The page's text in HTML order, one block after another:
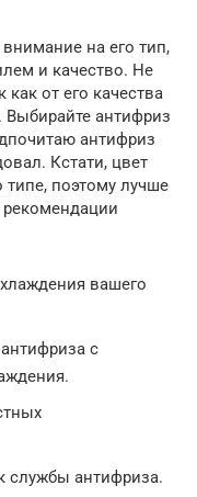
на его тип,
и качество. Не
от его качества
Выбирайте антифриз
антифриз
Кстати, цвет
типе, поэтому лучше
рекомендации
вашего
с
службы антифриза.